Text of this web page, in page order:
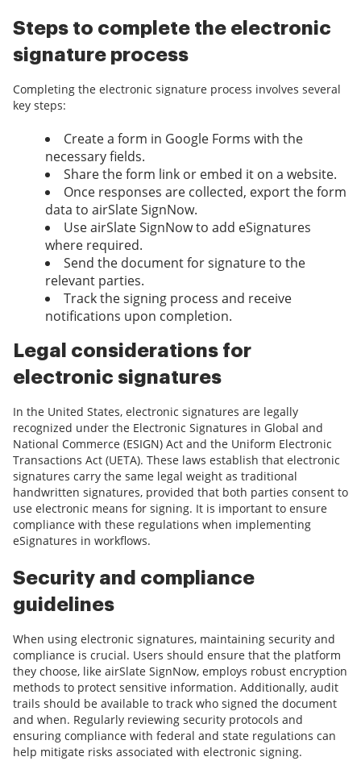
Steps to complete the electronic
signature process
Completing the electronic signature process involves several
key steps:
Create a form in Google Forms with the
necessary fields.
Share the form link or embed it on a website.
Once responses are collected, export the form
data to airSlate SignNow.
Use airSlate SignNow to add eSignatures
where required.
Send the document for signature to the
relevant parties.
Track the signing process and receive
notifications upon completion.
Legal considerations for
electronic signatures
In the United States, electronic signatures are legally
recognized under the Electronic Signatures in Global and
National Commerce (ESIGN) Act and the Uniform Electronic
Transactions Act (UETA). These laws establish that electronic
signatures carry the same legal weight as traditional
handwritten signatures, provided that both parties consent to
use electronic means for signing. It is important to ensure
compliance with these regulations when implementing
eSignatures in workflows.
Security and compliance
guidelines
When using electronic signatures, maintaining security and
compliance is crucial. Users should ensure that the platform
they choose, like airSlate SignNow, employs robust encryption
methods to protect sensitive information. Additionally, audit
trails should be available to track who signed the document
and when. Regularly reviewing security protocols and
ensuring compliance with federal and state regulations can
help mitigate risks associated with electronic signing.